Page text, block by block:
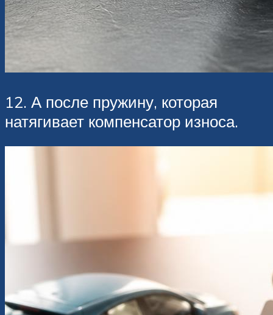
12. А после пружину, которая
натягивает компенсатор износа.